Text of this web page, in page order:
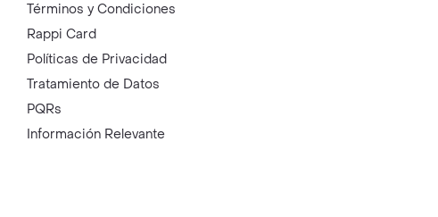
Términos y Condiciones
Rappi Card
Políticas de Privacidad
Tratamiento de Datos
PQRs
Información Relevante